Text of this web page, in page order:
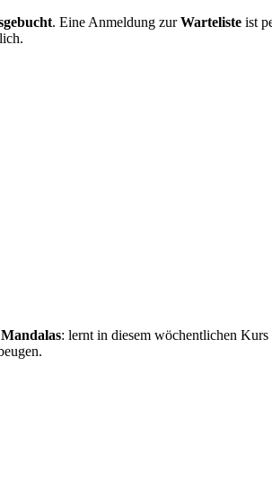
. Eine Anmeldung zurWarteliste ist
Mandalas: lernt in diesem wöchentlichen Kurs